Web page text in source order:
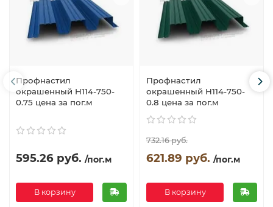
Профнастил
окрашенный H114-750-
0.75 цена за пог.м
595.26 руб. /пог.м
В корзину
Профнастил
окрашенный H114-750-
0.8 цена за пог.м
732.16 руб.
621.89 руб. /пог.м
В корзину